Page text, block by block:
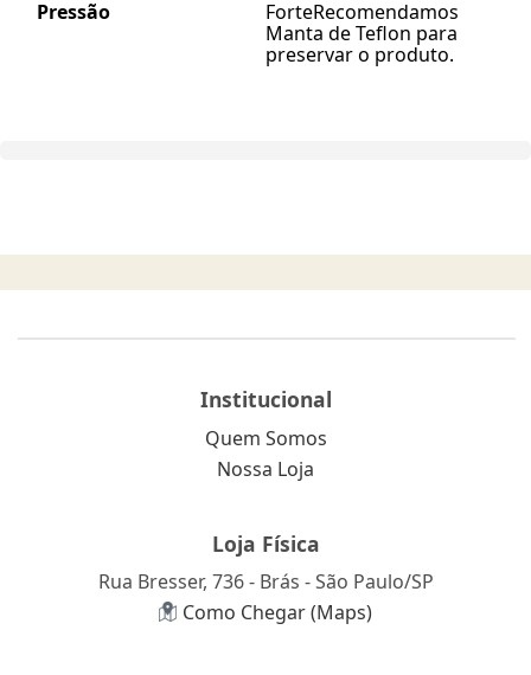
Pressão ForteRecomendamos
Manta de Teflon para
preservar o produto.
Institucional
Quem Somos
Nossa Loja
Loja Física
Rua Bresser, 736 - Brás - São Paulo/SP
Como Chegar (Maps)